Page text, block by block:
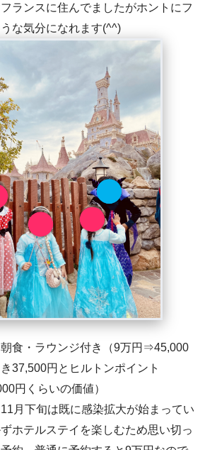
ランスに住んでましたがホントにフ
な気分になれます(^^)
食・ラウンジ付き（9万円⇒45,000
37,500円とヒルトンポイント
円くらいの価値）
月下旬は既に感染拡大が始まってい
ホテルステイを楽しむため思い切っ